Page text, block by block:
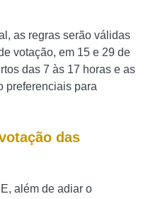
as regras serão válidas
votação, em 15 e 29 de
das 7 às 17 horas e as
preferenciais para
das
além de adiar o